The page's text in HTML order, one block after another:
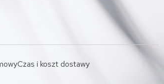
Czas i koszt dostawy